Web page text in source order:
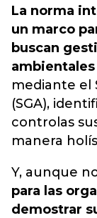
La norma
un marco
buscan
mediante el
(SGA),
controlas
manera
Y, aunque
para las
demostrar